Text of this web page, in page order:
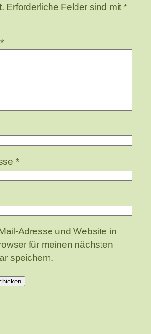
Erforderliche Felder sind mit *
*
*
Adresse und Website in
für meinen nächsten
speichern.